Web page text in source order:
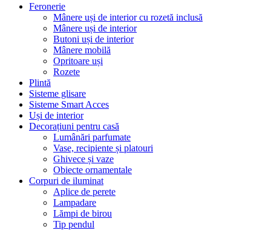
Feronerie
Mânere uși de interior cu rozetă inclusă
Mânere uși de interior
Butoni uși de interior
Mânere mobilă
Opritoare uși
Rozete
Plintă
Sisteme glisare
Sisteme Smart Acces
Uși de interior
Decorațiuni pentru casă
Lumânări parfumate
Vase, recipiente și platouri
Ghivece și vaze
Obiecte ornamentale
Corpuri de iluminat
Aplice de perete
Lampadare
Lămpi de birou
Tip pendul